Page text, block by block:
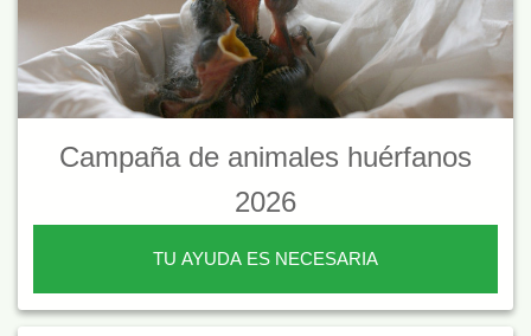
Campaña de animales huérfanos
2026
TU AYUDA ES NECESARIA